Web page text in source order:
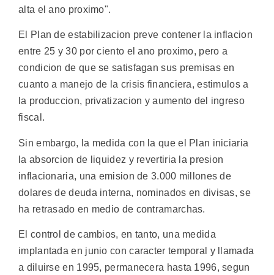
alta el ano proximo".
El Plan de estabilizacion preve contener la inflacion
entre 25 y 30 por ciento el ano proximo, pero a
condicion de que se satisfagan sus premisas en
cuanto a manejo de la crisis financiera, estimulos a
la produccion, privatizacion y aumento del ingreso
fiscal.
Sin embargo, la medida con la que el Plan iniciaria
la absorcion de liquidez y revertiria la presion
inflacionaria, una emision de 3.000 millones de
dolares de deuda interna, nominados en divisas, se
ha retrasado en medio de contramarchas.
El control de cambios, en tanto, una medida
implantada en junio con caracter temporal y llamada
a diluirse en 1995, permanecera hasta 1996, segun